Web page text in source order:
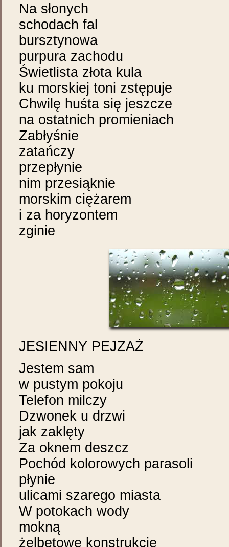
Na słonych
schodach fal
bursztynowa
purpura zachodu
Świetlista złota kula
ku morskiej toni zstępuje
Chwilę huśta się jeszcze
na ostatnich promieniach
Zabłyśnie
zatańczy
przepłynie
nim przesiąknie
morskim ciężarem
i za horyzontem
zginie
JESIENNY PEJZAŻ
Jestem sam
w pustym pokoju
Telefon milczy
Dzwonek u drzwi
jak zaklęty
Za oknem deszcz
Pochód kolorowych parasoli
płynie
ulicami szarego miasta
W potokach wody
mokną
żelbetowe konstrukcje